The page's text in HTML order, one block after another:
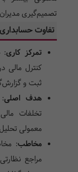
تصمیم‌گیری
تفاوت
تمرکز کاری:
کنترل مالی
ثبت و
هدف اصلی:
تخلفات
معمولی
مخاطب:
مراجع